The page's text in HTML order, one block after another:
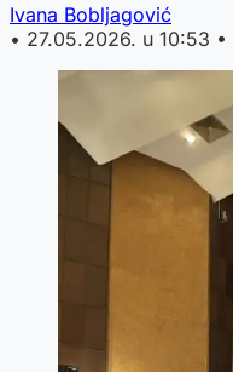
Ivana Bobljagović
• 27.05.2026. u 10:53 •